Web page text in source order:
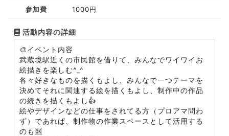
参加費 1000円
活動内容の詳細
🎨イベント内容
武蔵境駅近くの市民館を借りて、みんなでワイワイお
絵描きを楽しむ^_^
各々好きなものを描くもよし、みんなで一つテーマを
決めてそれに関連する絵を描くもよし、制作中の作品
の続きを描くもよし👍
絵やデザインなどの仕事をされてる方（プロアマ問わ
ず）であれば、制作物の作業スペースとして活用する
のも🆗